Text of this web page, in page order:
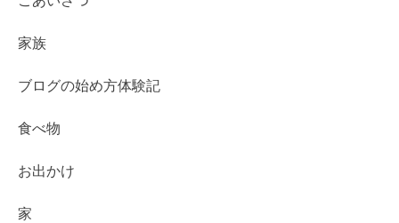
家族
ブログの始め方体験記
食べ物
お出かけ
家